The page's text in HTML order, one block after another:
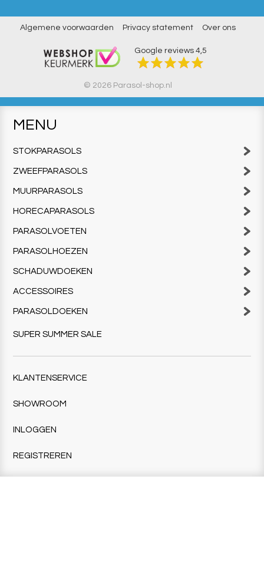
Algemene voorwaarden Privacy statement Over ons
Google reviews 4,5
© 2026 Parasol-shop.nl
MENU
STOKPARASOLS
ZWEEFPARASOLS
MUURPARASOLS
HORECAPARASOLS
PARASOLVOETEN
PARASOLHOEZEN
SCHADUWDOEKEN
ACCESSOIRES
PARASOLDOEKEN
SUPER SUMMER SALE
KLANTENSERVICE
SHOWROOM
INLOGGEN
REGISTREREN